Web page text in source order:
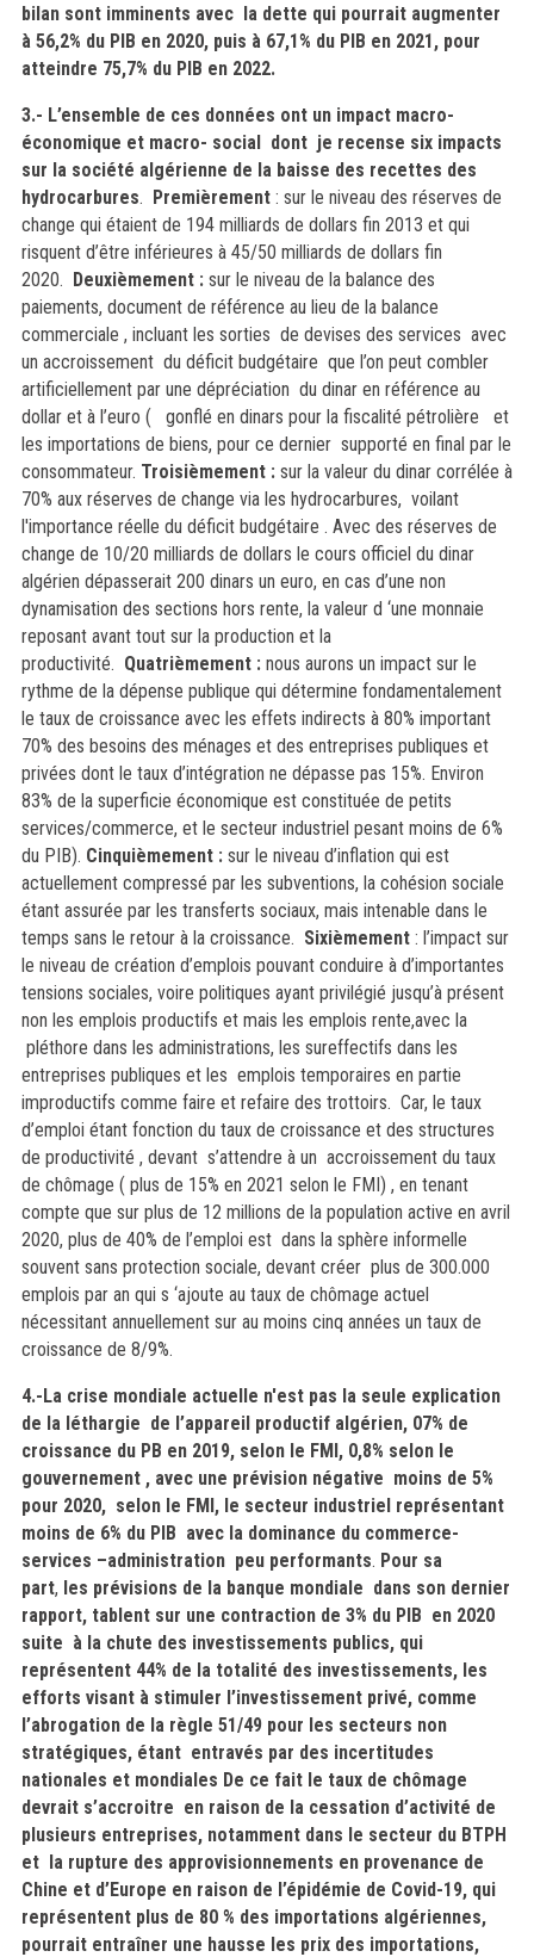
bilan sont imminents avec la dette qui pourrait augmenter
à 56,2% du PIB en 2020, puis à 67,1% du PIB en 2021, pour
atteindre 75,7% du PIB en 2022.
3.- L’ensemble de ces données ont un impact macro-
économique et macro- social dont je recense six impacts
sur la société algérienne de la baisse des recettes des
hydrocarbures. Premièrement : sur le niveau des réserves de
change qui étaient de 194 milliards de dollars fin 2013 et qui
risquent d’être inférieures à 45/50 milliards de dollars fin
2020. Deuxièmement :sur le niveau de la balance des
paiements, document de référence au lieu de la balance
commerciale , incluant les sorties de devises des services avec
un accroissement du déficit budgétaire que l’on peut combler
artificiellement par une dépréciation du dinar en référence au
dollar et à l’euro ( gonflé en dinars pour la fiscalité pétrolière et
les importations de biens, pour ce dernier supporté en final par le
consommateur. Troisièmement :sur la valeur du dinar corrélée à
70% aux réserves de change via les hydrocarbures, voilant
l'importance réelle du déficit budgétaire . Avec des réserves de
change de 10/20 milliards de dollars le cours officiel du dinar
algérien dépasserait 200 dinars un euro, en cas d’une non
dynamisation des sections hors rente, la valeur d ‘une monnaie
reposant avant tout sur la production et la
productivité. Quatrièmement :nous aurons un impact sur le
rythme de la dépense publique qui détermine fondamentalement
le taux de croissance avec les effets indirects à 80% important
70% des besoins des ménages et des entreprises publiques et
privées dont le taux d’intégration ne dépasse pas 15%. Environ
83% de la superficie économique est constituée de petits
services/commerce, et le secteur industriel pesant moins de 6%
du PIB). Cinquièmement :sur le niveau d’inflation qui est
actuellement compressé par les subventions, la cohésion sociale
étant assurée par les transferts sociaux, mais intenable dans le
temps sans le retour à la croissance. Sixièmement : l’impact sur
le niveau de création d’emplois pouvant conduire à d’importantes
tensions sociales, voire politiques ayant privilégié jusqu’à présent
non les emplois productifs et mais les emplois rente,avec la
pléthore dans les administrations, les sureffectifs dans les
entreprises publiques et les emplois temporaires en partie
improductifs comme faire et refaire des trottoirs. Car, le taux
d’emploi étant fonction du taux de croissance et des structures
de productivité , devant s’attendre à un accroissement du taux
de chômage ( plus de 15% en 2021 selon le FMI) , en tenant
compte que sur plus de 12 millions de la population active en avril
2020, plus de 40% de l’emploi est dans la sphère informelle
souvent sans protection sociale, devant créer plus de 300.000
emplois par an qui s ‘ajoute au taux de chômage actuel
nécessitant annuellement sur au moins cinq années un taux de
croissance de 8/9%.
4.-La crise mondiale actuelle n'est pas la seule explication
de la léthargie de l’appareil productif algérien, 07% de
croissance du PB en 2019, selon le FMI, 0,8% selon le
gouvernement , avec une prévision négative moins de 5%
pour 2020, selon le FMI, le secteur industriel représentant
moins de 6% du PIB avec la dominance du commerce-
services –administration peu performants. Pour sa
part, les prévisions de la banque mondiale dans son dernier
rapport, tablent sur une contraction de 3% du PIB en 2020
suite à la chute des investissements publics, qui
représentent 44% de la totalité des investissements, les
efforts visant à stimuler l’investissement privé, comme
l’abrogation de la règle 51/49 pour les secteurs non
stratégiques, étant entravés par des incertitudes
nationales et mondiales De ce fait le taux de chômage
devrait s’accroitre en raison de la cessation d’activité de
plusieurs entreprises, notamment dans le secteur du BTPH
et la rupture des approvisionnements en provenance de
Chine et d’Europe en raison de l’épidémie de Covid-19, qui
représentent plus de 80 % des importations algériennes,
pourrait entraîner une hausse les prix des importations,